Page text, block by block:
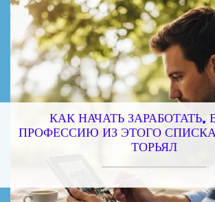
КАК НАЧАТЬ ЗАРАБОТАТЬ,
ПРОФЕССИЮ ИЗ ЭТОГО
ТОРЬЯЛ